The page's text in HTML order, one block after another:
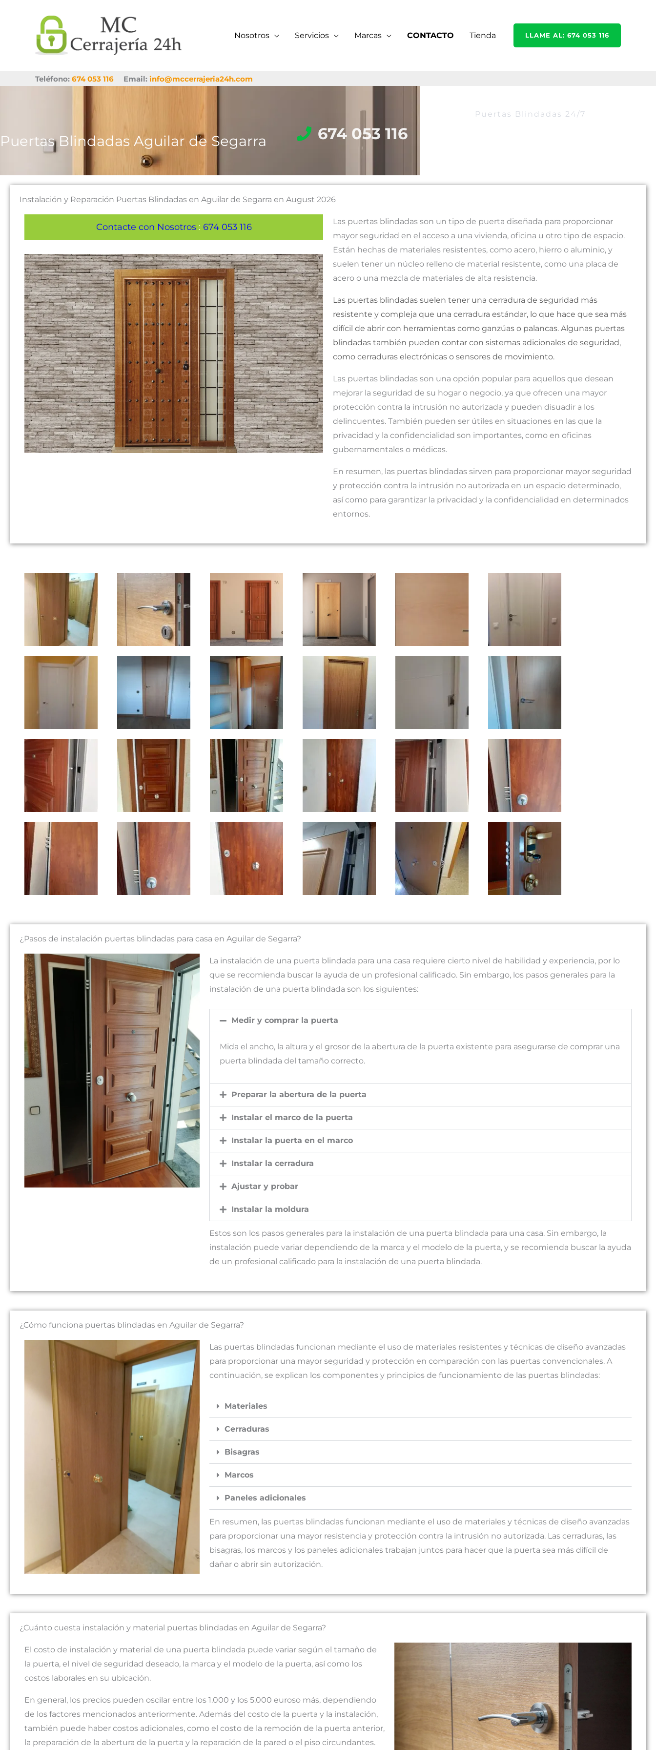
contenido
Nosotros Servicios Marcas CONTACTO Tienda LLAME AL: 674 053 116
Teléfono: 674 053 116 Email: info@mccerrajeria24h.com
Puertas Blindadas Aguilar de Segarra
Puertas Blindadas 24/7
674 053 116
Instalación y Reparación Puertas Blindadas en Aguilar de Segarra en August 2026
Contacte con Nosotros: 674 053 116
Las puertas blindadas son un tipo de puerta diseñada para proporcionar
mayor seguridad en el acceso a una vivienda, oficina u otro tipo de espacio.
Están hechas de materiales resistentes, como acero, hierro o aluminio, y
suelen tener un núcleo relleno de material resistente, como una placa de
acero o una mezcla de materiales de alta resistencia.
Las puertas blindadas suelen tener una cerradura de seguridad más
resistente y compleja que una cerradura estándar, lo que hace que sea más
difícil de abrir con herramientas como ganzúas o palancas. Algunas puertas
blindadas también pueden contar con sistemas adicionales de seguridad,
como cerraduras electrónicas o sensores de movimiento.
Las puertas blindadas son una opción popular para aquellos que desean
mejorar la seguridad de su hogar o negocio, ya que ofrecen una mayor
protección contra la intrusión no autorizada y pueden disuadir a los
delincuentes. También pueden ser útiles en situaciones en las que la
privacidad y la confidencialidad son importantes, como en oficinas
gubernamentales o médicas.
En resumen, las puertas blindadas sirven para proporcionar mayor seguridad
y protección contra la intrusión no autorizada en un espacio determinado,
así como para garantizar la privacidad y la confidencialidad en determinados
entornos.
¿Pasos de instalación puertas blindadas para casa en Aguilar de Segarra?
La instalación de una puerta blindada para una casa requiere cierto nivel de habilidad y experiencia, por lo
que se recomienda buscar la ayuda de un profesional calificado. Sin embargo, los pasos generales para la
instalación de una puerta blindada son los siguientes:
Medir y comprar la puerta
Mida el ancho, la altura y el grosor de la abertura de la puerta existente para asegurarse de comprar una
puerta blindada del tamaño correcto.
Preparar la abertura de la puerta
Instalar el marco de la puerta
Instalar la puerta en el marco
Instalar la cerradura
Ajustar y probar
Instalar la moldura
Estos son los pasos generales para la instalación de una puerta blindada para una casa. Sin embargo, la
instalación puede variar dependiendo de la marca y el modelo de la puerta, y se recomienda buscar la ayuda
de un profesional calificado para la instalación de una puerta blindada.
¿Cómo funciona puertas blindadas en Aguilar de Segarra?
Las puertas blindadas funcionan mediante el uso de materiales resistentes y técnicas de diseño avanzadas
para proporcionar una mayor seguridad y protección en comparación con las puertas convencionales. A
continuación, se explican los componentes y principios de funcionamiento de las puertas blindadas:
Materiales
Cerraduras
Bisagras
Marcos
Paneles adicionales
En resumen, las puertas blindadas funcionan mediante el uso de materiales y técnicas de diseño avanzadas
para proporcionar una mayor resistencia y protección contra la intrusión no autorizada. Las cerraduras, las
bisagras, los marcos y los paneles adicionales trabajan juntos para hacer que la puerta sea más difícil de
dañar o abrir sin autorización.
¿Cuánto cuesta instalación y material puertas blindadas en Aguilar de Segarra?
El costo de instalación y material de una puerta blindada puede variar según el tamaño de
la puerta, el nivel de seguridad deseado, la marca y el modelo de la puerta, así como los
costos laborales en su ubicación.
En general, los precios pueden oscilar entre los 1.000 y los 5.000 euroso más, dependiendo
de los factores mencionados anteriormente. Además del costo de la puerta y la instalación,
también puede haber costos adicionales, como el costo de la remoción de la puerta anterior,
la preparación de la abertura de la puerta y la reparación de la pared o el piso circundantes.